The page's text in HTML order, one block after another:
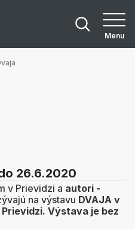
Menu
26.6.2020
v Prievidzi a autori -
na výstavu DVAJA v
Výstava je bez